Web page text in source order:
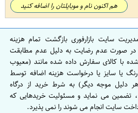
هم اکنون نام و موبایلتان را اضافه کنید
سایت بازارفوری بازگشت تمام هزینه
در صورت عدم رضایت به دلیل عدم مطابقت
با کالای سفارش داده شده مانند (معیوب
یا سایز یا درخواست هزینه اضافه توسط
دلیل موجه دیگر) به شرط خرید از درگاه
تضمین می نماید و مسئولیت خریدهایی که
سایت انجام می شوند را نمی پذیرد.